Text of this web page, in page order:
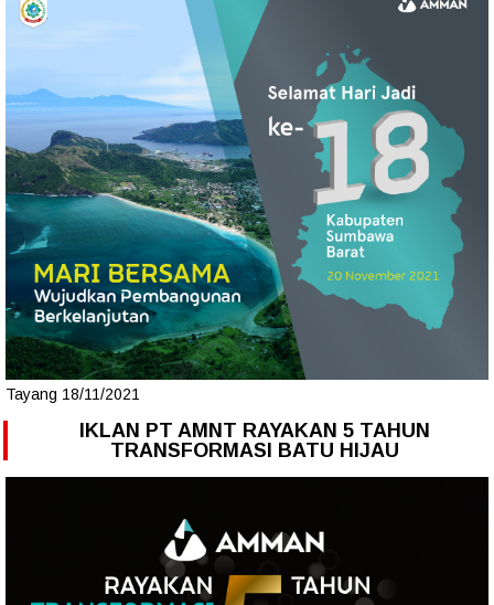
Tayang 18/11/2021
IKLAN PT AMNT RAYAKAN 5 TAHUN
TRANSFORMASI BATU HIJAU